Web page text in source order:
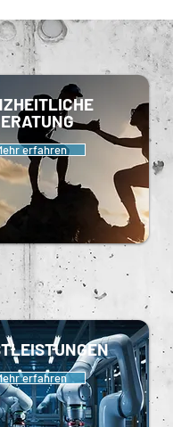
erfahren
erfahren